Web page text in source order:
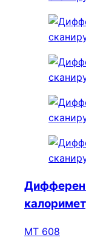
МТ 608